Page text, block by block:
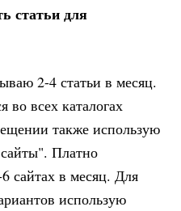
статьи для
2-4 статьи в месяц.
во всех каталогах
также использую
сайты". Платно
сайтах в месяц. Для
использую